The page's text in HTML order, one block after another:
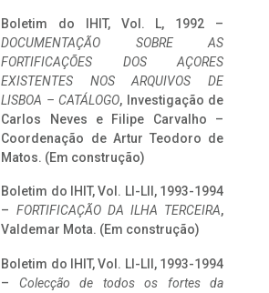
Boletim do IHIT, Vol. L, 1992 –
DOCUMENTAÇÃO SOBRE AS
FORTIFICAÇÕES DOS AÇORES
EXISTENTES NOS ARQUIVOS DE
LISBOA – CATÁLOGO, Investigação de
Carlos Neves e Filipe Carvalho –
Coordenação de Artur Teodoro de
Matos. (Em construção)
Boletim do IHIT, Vol. LI-LII, 1993-1994
– FORTIFICAÇÃO DA ILHA TERCEIRA,
Valdemar Mota. (Em construção)
Boletim do IHIT, Vol. LI-LII, 1993-1994
– Colecção de todos os fortes da